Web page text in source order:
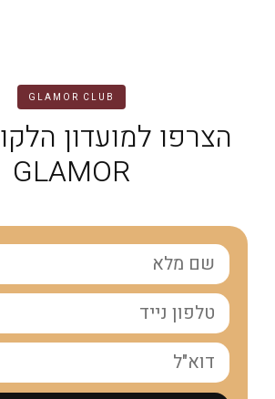
GLAMOR CLUB
הצרפו למועדון
GLAMOR